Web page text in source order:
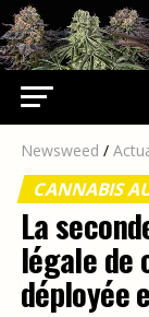
Newsweed /
CANNABIS
La
légale de
déployée